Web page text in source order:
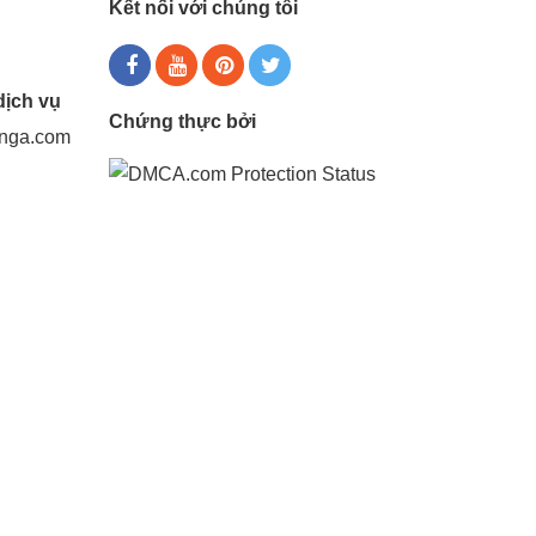
vụ
Kết nối với chúng tôi
Chứng thực bởi